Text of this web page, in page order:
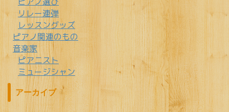
リレー連弾
レッスングッズ
ピアノ関連のもの
音楽家
ピアニスト
ミュージシャン
アーカイブ